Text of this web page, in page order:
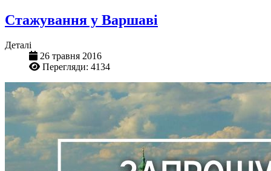
Стажування у Варшаві
Деталі
26 травня 2016
Перегляди: 4134